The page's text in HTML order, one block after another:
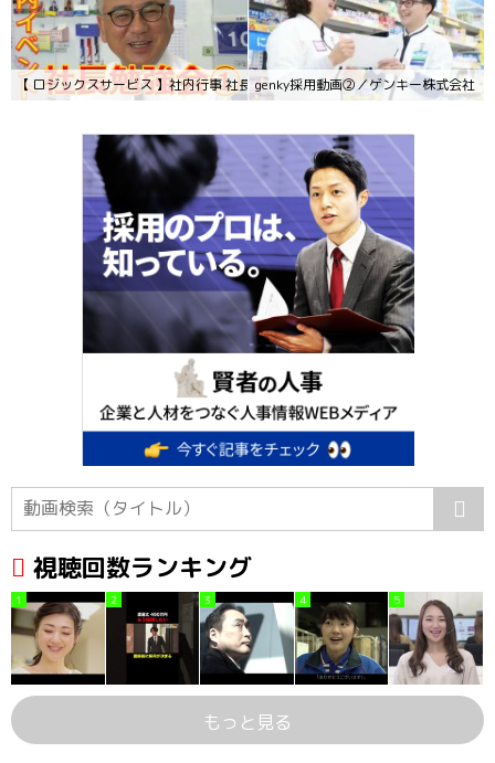
genky採用動画②／ゲンキー株式会社
【 ロジックスサービス 】社内行事 社長勉強会①【採用動画】
視聴回数ランキング
1 2 3 4 5
もっと見る